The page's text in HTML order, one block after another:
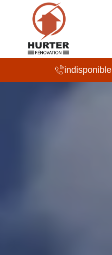
indisponible